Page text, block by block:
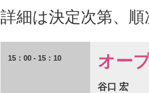
詳細は決定次第、
15：00 - 15：10 オー
谷口 宏